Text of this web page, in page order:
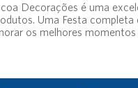
Decorações é uma
Uma Festa
os melhores